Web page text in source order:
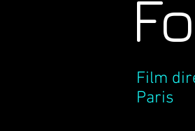
Film
Paris